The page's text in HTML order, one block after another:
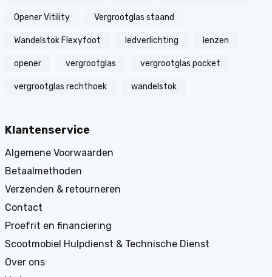
Opener Vitility Vergrootglas staand
Wandelstok Flexyfoot ledverlichting lenzen
opener vergrootglas vergrootglas pocket
vergrootglas rechthoek wandelstok
Klantenservice
Algemene Voorwaarden
Betaalmethoden
Verzenden & retourneren
Contact
Proefrit en financiering
Scootmobiel Hulpdienst & Technische Dienst
Over ons